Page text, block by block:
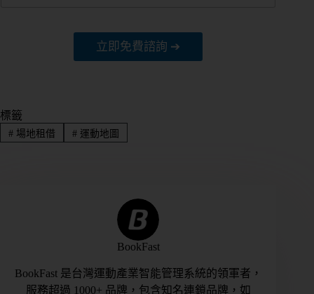
立即免費諮詢 ➔
標籤
#場地租借 #運動地圖
BookFast
BookFast 是台灣運動產業智能管理系統的領軍者，
服務超過 1000+ 品牌，包含知名連鎖品牌，如